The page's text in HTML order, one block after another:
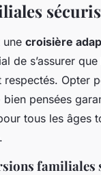
une croisière
de s’assurer que
respectés. Opter
bien pensées
tous les âges
familiales